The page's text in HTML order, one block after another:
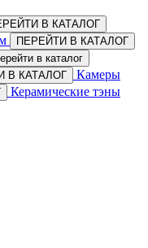
В КАТАЛОГ
ПЕРЕЙТИ В КАТАЛОГ
в каталог
В КАТАЛОГ
Камеры
Керамические тэны